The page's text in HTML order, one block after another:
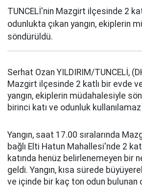
TUNCELİ'nin Mazgirt ilçesinde 2
odunlukta çıkan yangın, ekiplerin
söndürüldü.
Serhat Ozan YILDIRIM/TUNCELİ,
Mazgirt ilçesinde 2 katlı bir evde
yangın, ekiplerin müdahalesiyle
birinci katı ve odunluk
Yangın, saat 17.00 sıralarında
bağlı Elti Hatun Mahallesi'nde 2
katında henüz belirlenemeyen bir
geldi. Yangın, kısa sürede
ve içinde bir kaç ton odun bulunan